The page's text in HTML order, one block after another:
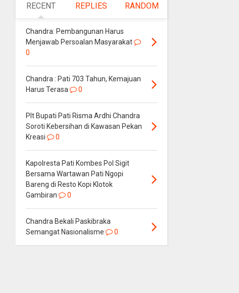
RECENT REPLIES RANDOM
Chandra: Pembangunan Harus
Menjawab Persoalan Masyarakat
0
Chandra : Pati 703 Tahun, Kemajuan
Harus Terasa
0
Plt Bupati Pati Risma Ardhi Chandra
Soroti Kebersihan di Kawasan Pekan
Kreasi
0
Kapolresta Pati Kombes Pol Sigit
Bersama Wartawan Pati Ngopi
Bareng di Resto Kopi Klotok
Gambiran
0
Chandra Bekali Paskibraka
Semangat Nasionalisme
0